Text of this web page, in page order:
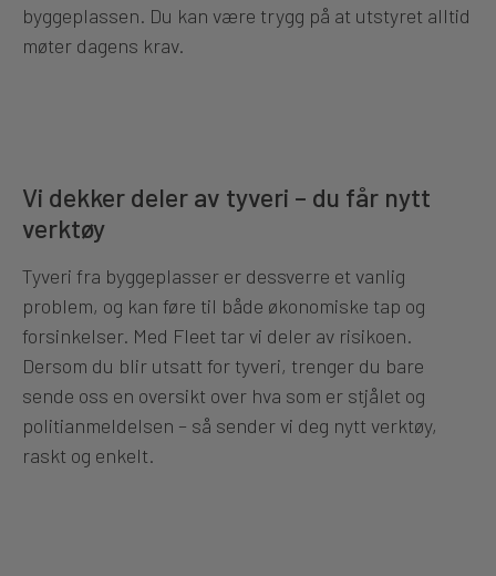
byggeplassen. Du kan være trygg på at utstyret alltid
møter dagens krav.
Vi dekker deler av tyveri – du får nytt
verktøy
Tyveri fra byggeplasser er dessverre et vanlig
problem, og kan føre til både økonomiske tap og
forsinkelser. Med Fleet tar vi deler av risikoen.
Dersom du blir utsatt for tyveri, trenger du bare
sende oss en oversikt over hva som er stjålet og
politianmeldelsen – så sender vi deg nytt verktøy,
raskt og enkelt.